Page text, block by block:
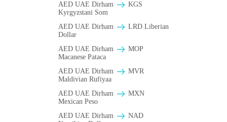
AED UAE Dirham
KGS
Kyrgyzstani Som
AED UAE Dirham
LRD Liberian
Dollar
AED UAE Dirham
MOP
Macanese Pataca
AED UAE Dirham
MVR
Maldivian Rufiyaa
AED UAE Dirham
MXN
Mexican Peso
AED UAE Dirham
NAD